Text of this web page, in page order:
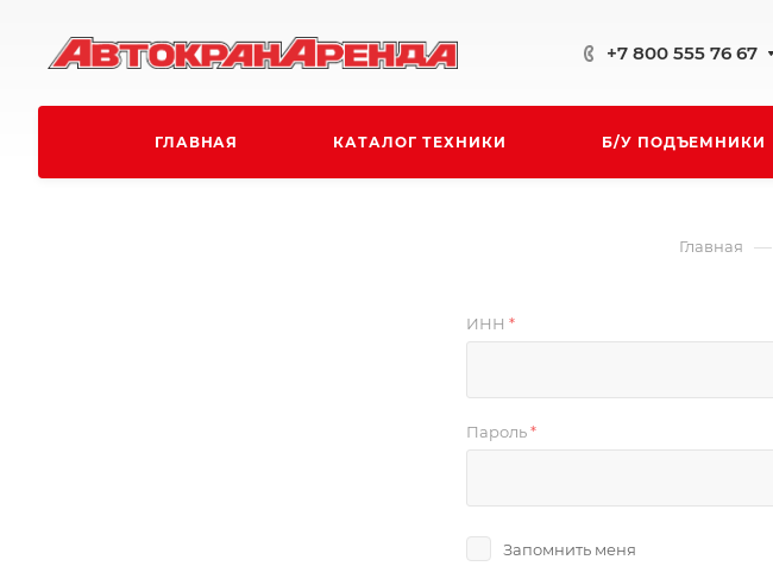
+7 800 555 76 67
ГЛАВНАЯ КАТАЛОГ ТЕХНИКИ Б/У ПОДЪЕМНИКИ
Главная —
ИНН *
Пароль*
Запомнить меня